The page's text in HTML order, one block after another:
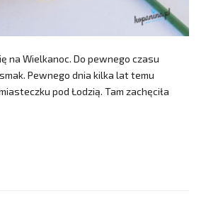
na Wielkanoc. Do pewnego czasu
Pewnego dnia kilka lat temu
pod Łodzią. Tam zachęciła